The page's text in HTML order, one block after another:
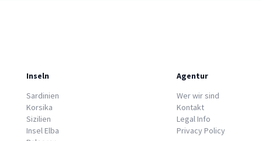
Inseln
Sardinien
Korsika
Sizilien
Insel Elba
Agentur
Wer wir sind
Kontakt
Legal Info
Privacy Policy